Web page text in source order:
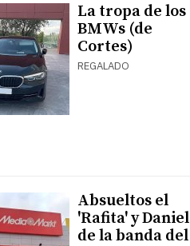
La tropa de los
BMWs (de
Cortes)
REGALADO
Absueltos el
'Rafita' y Daniel
de la banda del